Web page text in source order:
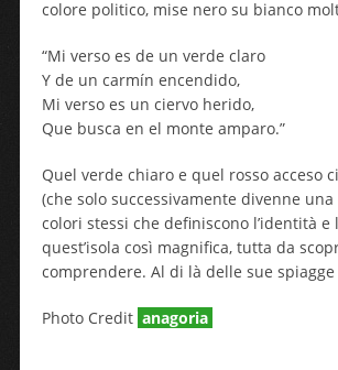
colore politico, mise nero su bianco
“Mi verso es de un verde claro
Y de un carmín encendido,
Mi verso es un ciervo herido,
Que busca en el monte amparo.”
Quel verde chiaro e quel rosso acceso
(che solo successivamente divenne una
colori stessi che definiscono l’identità e
quest’isola così magnifica, tutta da
comprendere. Al di là delle sue
Photo Credit anagoria